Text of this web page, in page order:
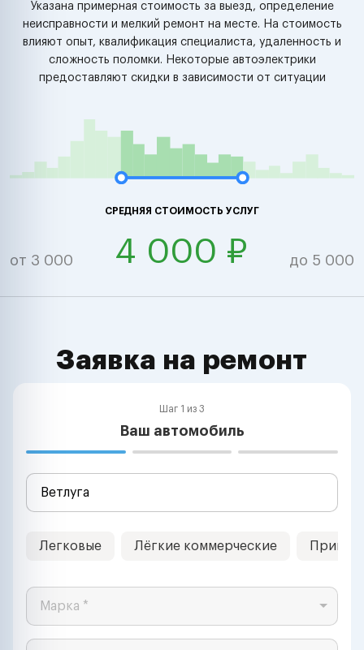
Указана примерная стоимость за выезд, определение
неисправности и мелкий ремонт на месте. На стоимость
влияют опыт, квалификация специалиста, удаленность и
сложность поломки. Некоторые автоэлектрики
предоставляют скидки в зависимости от ситуации
СРЕДНЯЯ СТОИМОСТЬ УСЛУГ
от 3 000 4 000 ₽ до 5 000
Заявка на ремонт
Шаг 1 из 3
Ваш автомобиль
Легковые Лёгкие коммерческие
Марка *